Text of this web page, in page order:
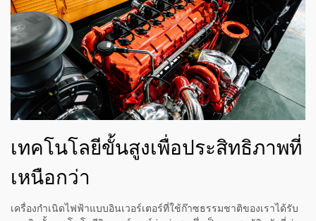
เทคโนโลยีขั้นสูงเพื่อประสิทธิภาพที่
เหนือกว่า
เครื่องกำเนิดไฟฟ้าแบบอินเวอร์เตอร์ที่ใช้ก๊าซธรรมชาติของเราได้รับ